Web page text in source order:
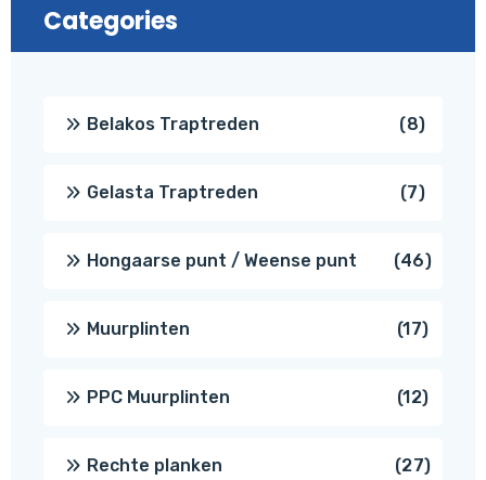
Categories
Belakos Traptreden 88
Gelasta Traptreden 77
Hongaarse punt / Weense punt 4646
Muurplinten 1717
PPC Muurplinten 1212
Rechte planken 2727